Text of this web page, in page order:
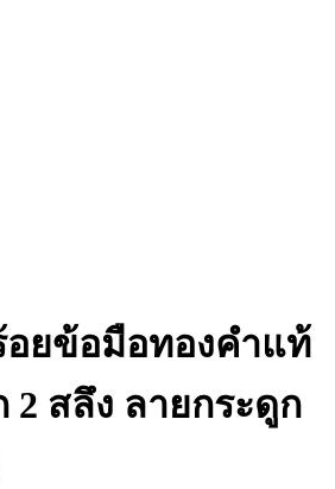
อยข้อมือทองคำแท้
2 สลึง ลายกระดูก